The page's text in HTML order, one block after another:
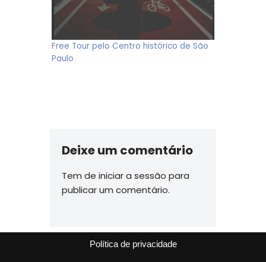
Free Tour pelo Centro histórico de São
Paulo
Deixe um comentário
Tem de iniciar a sessão para
publicar um comentário.
Política de privacidade